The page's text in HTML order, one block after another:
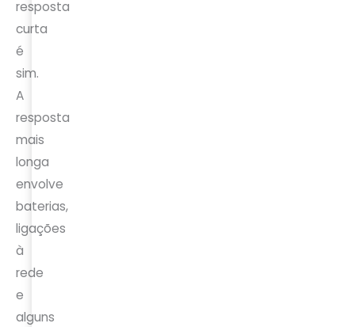
resposta
curta
é
sim.
A
resposta
mais
longa
envolve
baterias,
ligações
à
rede
e
alguns